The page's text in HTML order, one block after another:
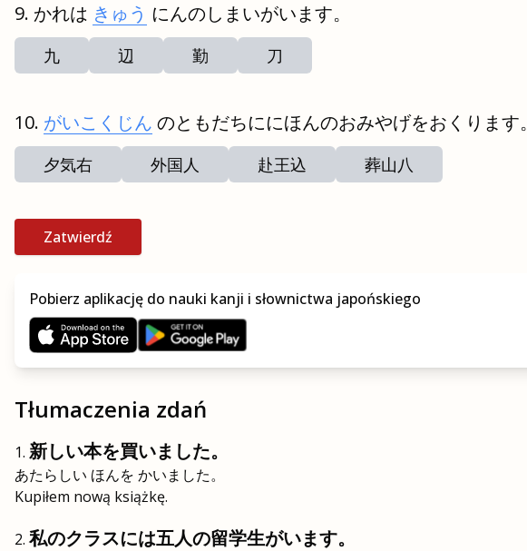
かれは きゅう にんのしまいがいます。
九 辺 勤 刀
がいこくじん のともだちににほんのおみやげをおくります。
夕気右 外国人 赴王込 葬山八
Zatwierdź
Pobierz aplikację do nauki kanji i słownictwa japońskiego
Tłumaczenia zdań
新しい本を買いました。
あたらしい ほんを かいました。
Kupiłem nową książkę.
私のクラスには五人の留学生がいます。